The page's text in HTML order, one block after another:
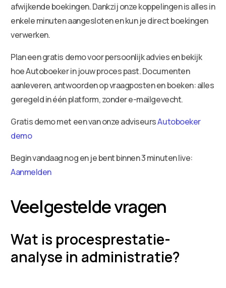
afwijkende boekingen. Dankzij onze koppelingen is alles in
enkele minuten aangesloten en kun je direct boekingen
verwerken.
Plan een gratis demo voor persoonlijk advies en bekijk
hoe Autoboeker in jouw proces past. Documenten
aanleveren, antwoorden op vraagposten en boeken: alles
geregeld in één platform, zonder e-mailgevecht.
Gratis demo met een van onze adviseursAutoboeker
demo
Begin vandaag nog en je bent binnen 3 minuten live:
Aanmelden
Veelgestelde vragen
Wat is procesprestatie-
analyse in administratie?